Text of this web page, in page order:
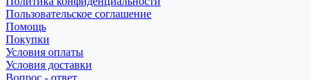
Пользовательское соглашение
Помощь
Покупки
Условия оплаты
Условия доставки
Вопрос - ответ